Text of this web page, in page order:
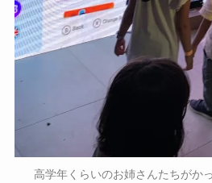
高学年くらいのお姉さんたちがか